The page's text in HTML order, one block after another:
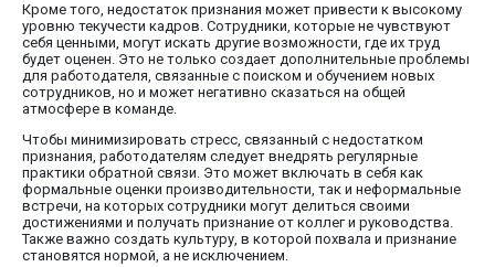
Кроме того, недостаток признания может привести к высокому
уровню текучести кадров. Сотрудники, которые не чувствуют
себя ценными, могут искать другие возможности, где их труд
будет оценен. Это не только создает дополнительные проблемы
для работодателя, связанные с поиском и обучением новых
сотрудников, но и может негативно сказаться на общей
атмосфере в команде.
Чтобы минимизировать стресс, связанный с недостатком
признания, работодателям следует внедрять регулярные
практики обратной связи. Это может включать в себя как
формальные оценки производительности, так и неформальные
встречи, на которых сотрудники могут делиться своими
достижениями и получать признание от коллег и руководства.
Также важно создать культуру, в которой похвала и признание
становятся нормой, а не исключением.